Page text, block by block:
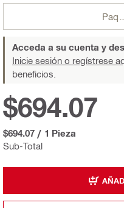
Acceda a su cuenta y
Inicie sesión o regístrese
beneficios.
Sub-Total
$694.07
$694.07 / 1 Pieza